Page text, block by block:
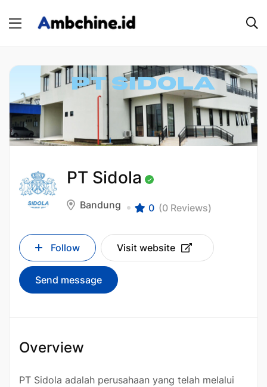
PT Sidola
Bandung 0 (0 Reviews)
Follow Visit website
Send message
Overview
PT Sidola adalah perusahaan yang telah melalui